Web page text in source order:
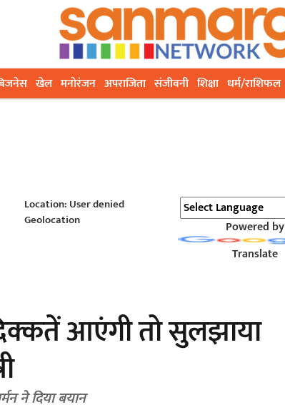
खेल मनोरंजन अपराजिता संजीवनी शिक्षा धर्म/राशिफल
Location: User denied
Geolocation
Powered by
Translate
आएंगी तो सुलझाया
ने दिया बयान